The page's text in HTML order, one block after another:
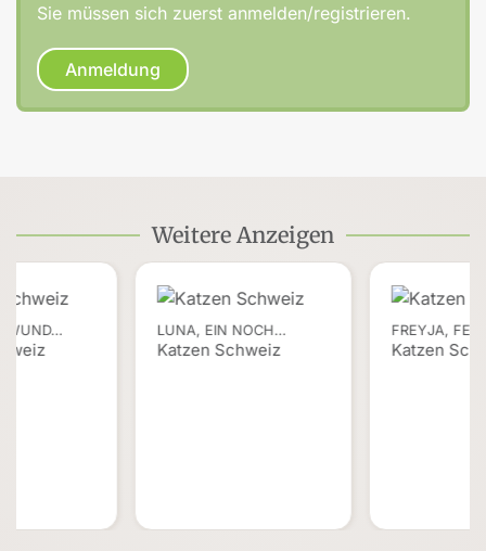
Sie müssen sich zuerst anmelden/registrieren.
Anmeldung
Weitere Anzeigen
LUNA, EIN NOCH…
Katzen Schweiz
FREYJA,
Katzen
WUND…